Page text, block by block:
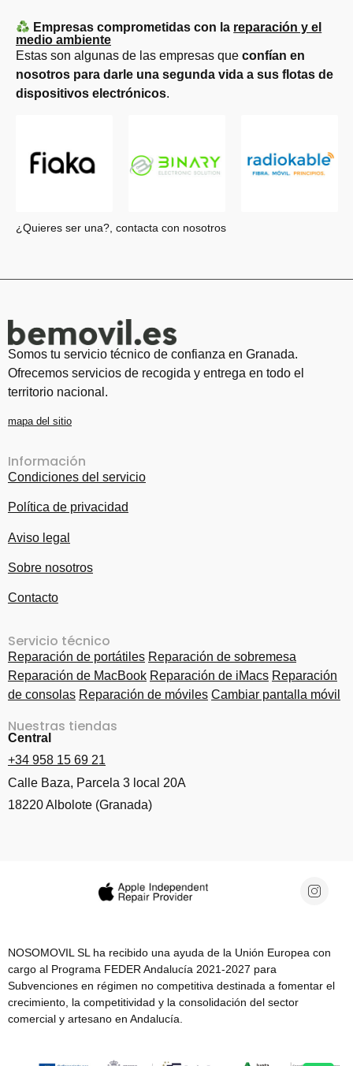
Empresas comprometidas con la reparación y el
medio ambiente
Estas son algunas de las empresas que confían en
nosotros para darle una segunda vida a sus flotas de
dispositivos electrónicos.
¿Quieres ser una?, contacta con nosotros
Somos tu servicio técnico de confianza en Granada.
Ofrecemos servicios de recogida y entrega en todo el
territorio nacional.
mapa del sitio
Información
Condiciones del servicio
Política de privacidad
Aviso legal
Sobre nosotros
Contacto
Servicio técnico
Reparación de portátiles Reparación de sobremesa
Reparación de MacBook Reparación de iMacs Reparación
de consolas Reparación de móviles Cambiar pantalla móvil
Nuestras tiendas
Central
+34 958 15 69 21
Calle Baza, Parcela 3 local 20A
18220 Albolote (Granada)
NOSOMOVIL SL ha recibido una ayuda de la Unión Europea con
cargo al Programa FEDER Andalucía 2021-2027 para
Subvenciones en régimen no competitiva destinada a fomentar el
crecimiento, la competitividad y la consolidación del sector
comercial y artesano en Andalucía.